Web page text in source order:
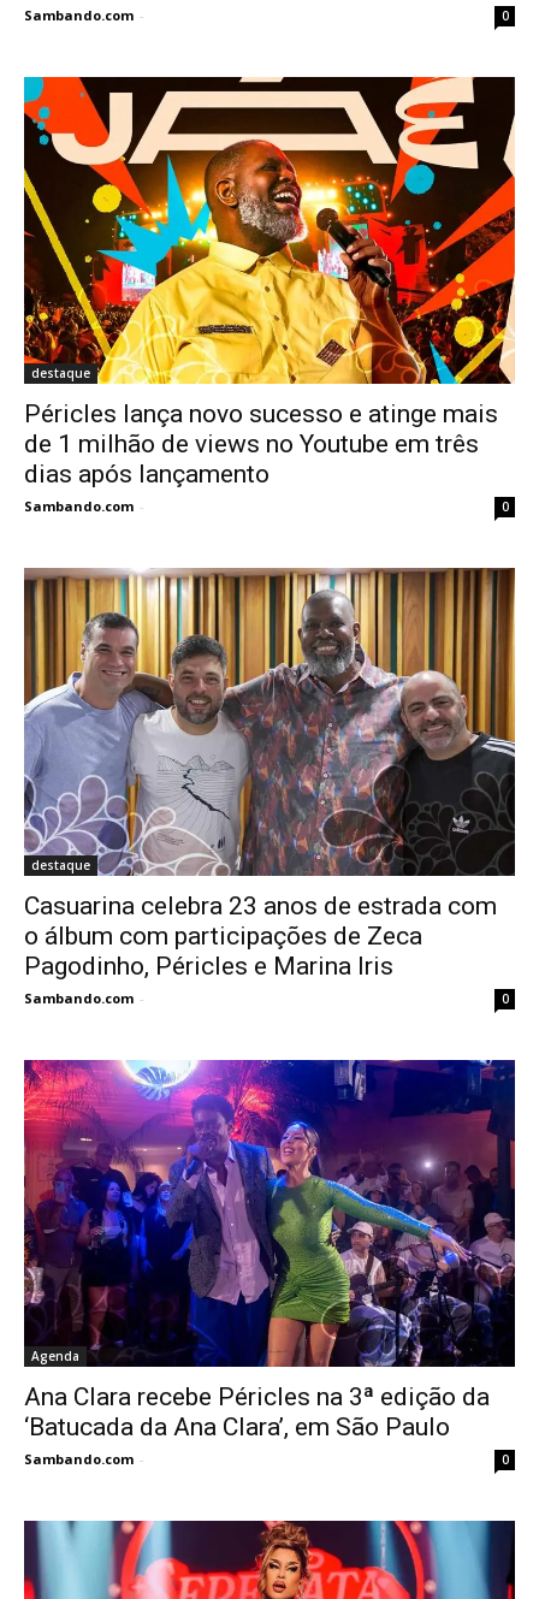
Sambando.com - 0
destaque
Péricles lança novo sucesso e atinge mais
de 1 milhão de views no Youtube em três
dias após lançamento
Sambando.com - 0
destaque
Casuarina celebra 23 anos de estrada com
o álbum com participações de Zeca
Pagodinho, Péricles e Marina Iris
Sambando.com - 0
Agenda
Ana Clara recebe Péricles na 3ª edição da
‘Batucada da Ana Clara’, em São Paulo
Sambando.com - 0